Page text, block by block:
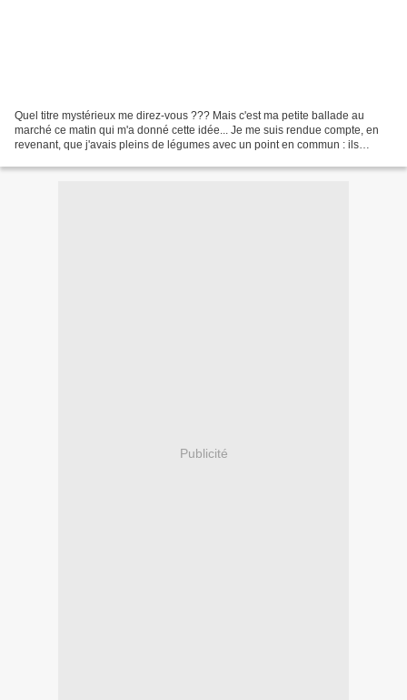
Quel titre mystérieux me direz-vous ??? Mais c'est ma petite ballade au
marché ce matin qui m'a donné cette idée... Je me suis rendue compte, en
revenant, que j'avais pleins de légumes avec un point en commun : ils
Publicité